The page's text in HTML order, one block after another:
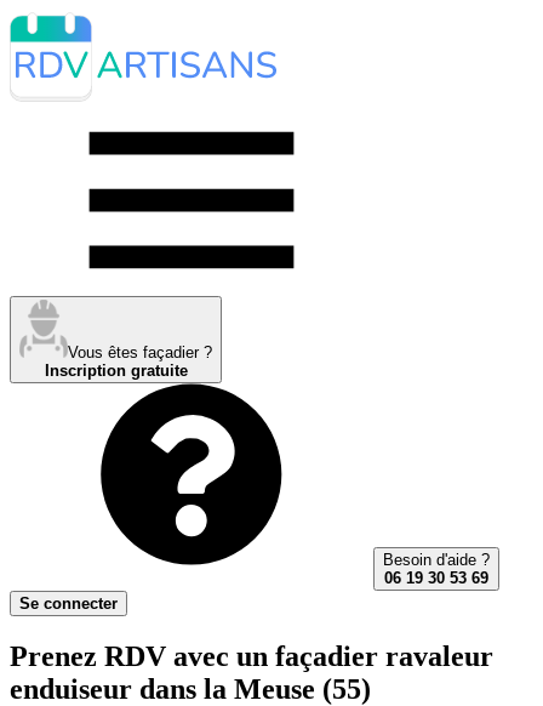
Vous êtes façadier ?
Inscription gratuite
Besoin d'aide ?
06 19 30 53 69
Se connecter
Prenez RDV avec un façadier ravaleur
enduiseur dans la Meuse (55)